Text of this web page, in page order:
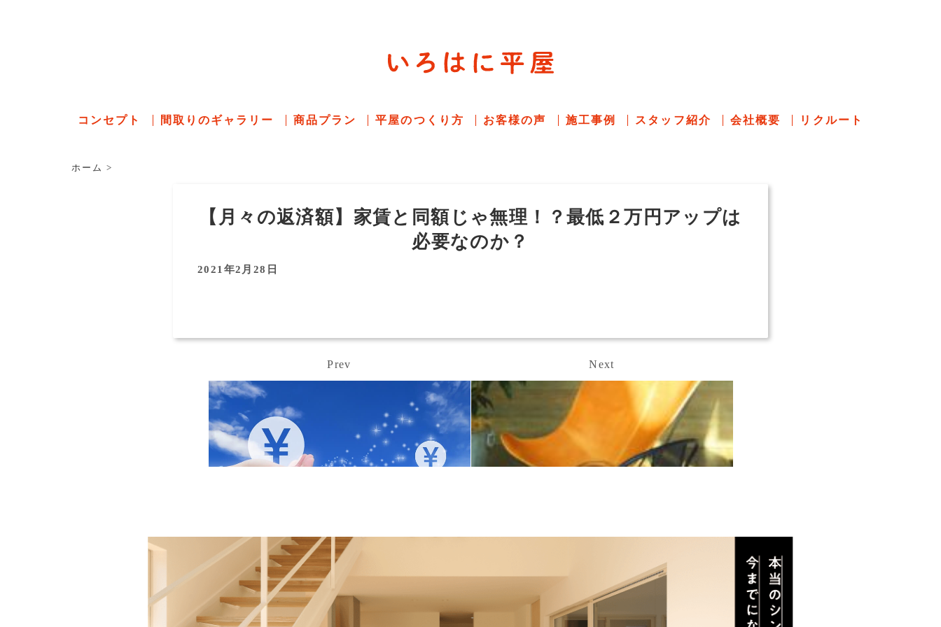
コンセプト 間取りのギャラリー 商品プラン 平屋のつくり方 お客様の声 施工事例 スタッフ紹介 会社概要 リクルート
ホーム >
【月々の返済額】家賃と同額じゃ無理！？最低２万円アップは
必要なのか？
2021年2月28日
Prev Next